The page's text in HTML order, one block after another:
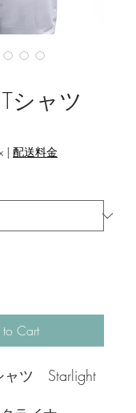
シャツ
| 配送料金
Cart
ャツ Starlight